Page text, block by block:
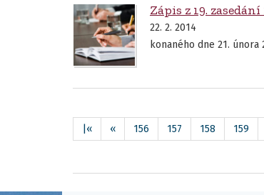
Zápis z 19.
22. 2. 2014
konaného dne 21. února
|« « 156 157 158 159